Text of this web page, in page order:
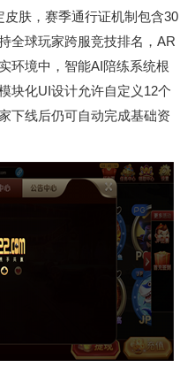
肤，赛季通行证机制包含30
全球玩家跨服竞技排名，AR
环境中，智能AI陪练系统根
块化UI设计允许自定义12个
下线后仍可自动完成基础资